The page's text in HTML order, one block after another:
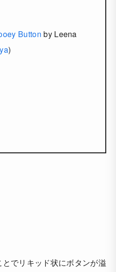
Button by Leena
)
でリキッド状にボタンが溢